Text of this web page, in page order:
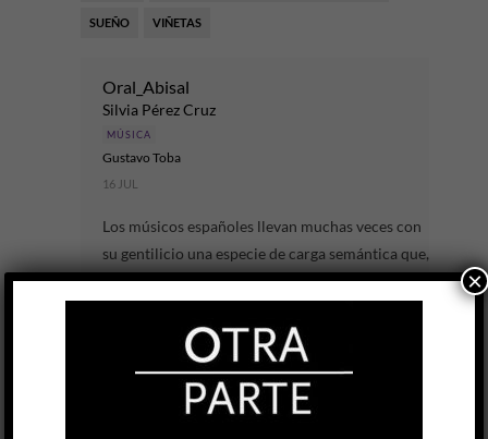
SUEÑO VIÑETAS
Oral_Abisal
Silvia Pérez Cruz
MÚSICA
Gustavo Toba
16 JUL
Los músicos españoles llevan muchas veces con
su gentilicio una especie de carga semántica que,
como cualquier esencialismo, puede llegar a
×